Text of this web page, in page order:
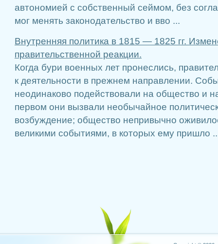
автономией с собственный сеймом, без
мог менять законодательство и вво ...
Внутренняя политика в 1815 — 1825 гг.
пра­вительственной реакции.
Когда бури военных лет пронеслись,
к деятельности в прежнем направлении.
неодинаково подействовали на обще­ство и
первом они вызвали необычайное
возбуждение; общество не­привычно
великими событиями, в которых ему пришло